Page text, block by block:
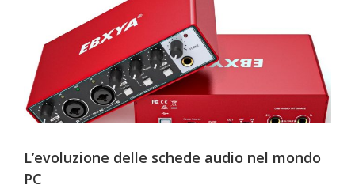
L’evoluzione delle schede audio nel mondo
PC